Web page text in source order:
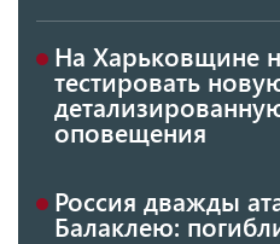
На Харьковщине
тестировать
оповещения
Россия дважды
Балаклею: